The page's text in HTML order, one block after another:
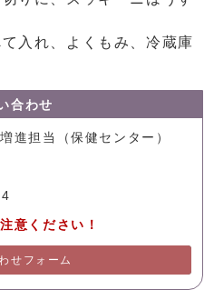
入れ、よくもみ、冷蔵庫
合わせ
進担当（保健センター）
意ください！
せフォーム